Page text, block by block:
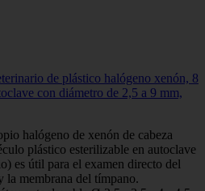
de plástico halógeno xenón, 8
con diámetro de 2,5 a 9 mm,
halógeno de xenón de cabeza
plástico esterilizable en autoclave
es útil para el examen directo del
la membrana del tímpano.